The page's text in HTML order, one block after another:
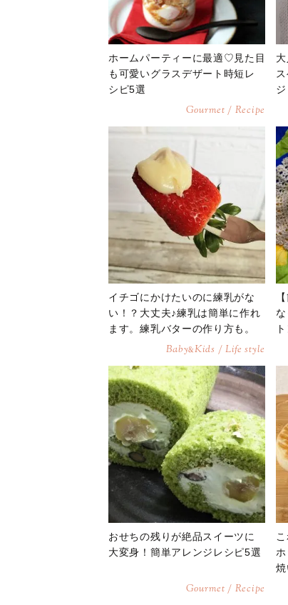
ホームパーティーに最適♡見た目
も可愛いグラスデザート時短レ
シピ5選
Gourmet / Recipe
ジ
イチゴにかけたいのに練乳がな
い！？大丈夫♪練乳は簡単に作れ
ます。練乳バターの作り方も。
Baby&Kids / Life style
おせちの残りが絶品スイーツに
大変身！簡単アレンジレシピ5選
Gourmet / Recipe
焼